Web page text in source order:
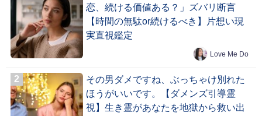
恋、続ける価値ある？」ズバリ断言
【時間の無駄or続けるべき】片想い現
実直視鑑定
Love Me Do
その男ダメですね、ぶっちゃけ別れた
ほうがいいです。【ダメンズ引導霊
視】生き霊があなたを地獄から救い出